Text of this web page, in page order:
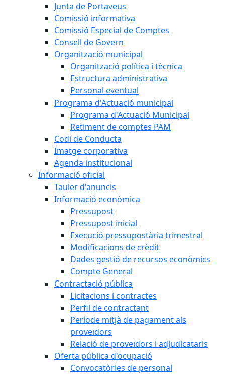
Junta de Portaveus
Comissió informativa
Comissió Especial de Comptes
Consell de Govern
Organització municipal
Organització política i tècnica
Estructura administrativa
Personal eventual
Programa d'Actuació municipal
Programa d'Actuació Municipal
Retiment de comptes PAM
Codi de Conducta
Imatge corporativa
Agenda institucional
Informació oficial
Tauler d'anuncis
Informació econòmica
Pressupost
Pressupost inicial
Execució pressupostària trimestral
Modificacions de crèdit
Dades gestió de recursos econòmics
Compte General
Contractació pública
Licitacions i contractes
Perfil de contractant
Període mitjà de pagament als
proveïdors
Relació de proveïdors i adjudicataris
Oferta pública d'ocupació
Convocatòries de personal